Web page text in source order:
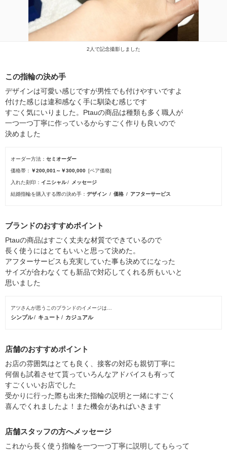
2人で記念撮影しました
この指輪の決め手
デザインは可愛い感じですが男性でも付けやすいですよ
付けた感じは違和感なく手に馴染む感じです
すごく気にいりました。Ptauの商品は種類も多く職人が
一つ一つ丁寧に作っているからすごく作りも良いので
決めました
オーダー方法 セミオーダー
価格帯 ￥200,001～￥300,000 [ペア価格]
入れた刻印 イニシャル メッセージ
結婚指輪を購入する際の決め手 デザイン 価格 アフターサービス
ブランドのおすすめポイント
Ptauの商品はすごく丈夫な材質でできているので
長く使うにはとてもいいと思って決めた。
アフターサービスも充実していた事も決めてになった
サイズが合わなくても新品で対応してくれる所もいいと
思いました
アツさんが思うこのブランドのイメージは…
シンプル キュート カジュアル
店舗のおすすめポイント
お店の雰囲気はとても良く、接客の対応も親切丁寧に
何個も試着させて貰っていろんなアドバイスも有って
すごくいいお店でした
受かりに行った際も出来た指輪の説明と一緒にすごく
喜んでくれましたよ！また機会があればいきます
店舗スタッフの方へメッセージ
これから長く使う指輪を一つ一つ丁寧に説明してもらって